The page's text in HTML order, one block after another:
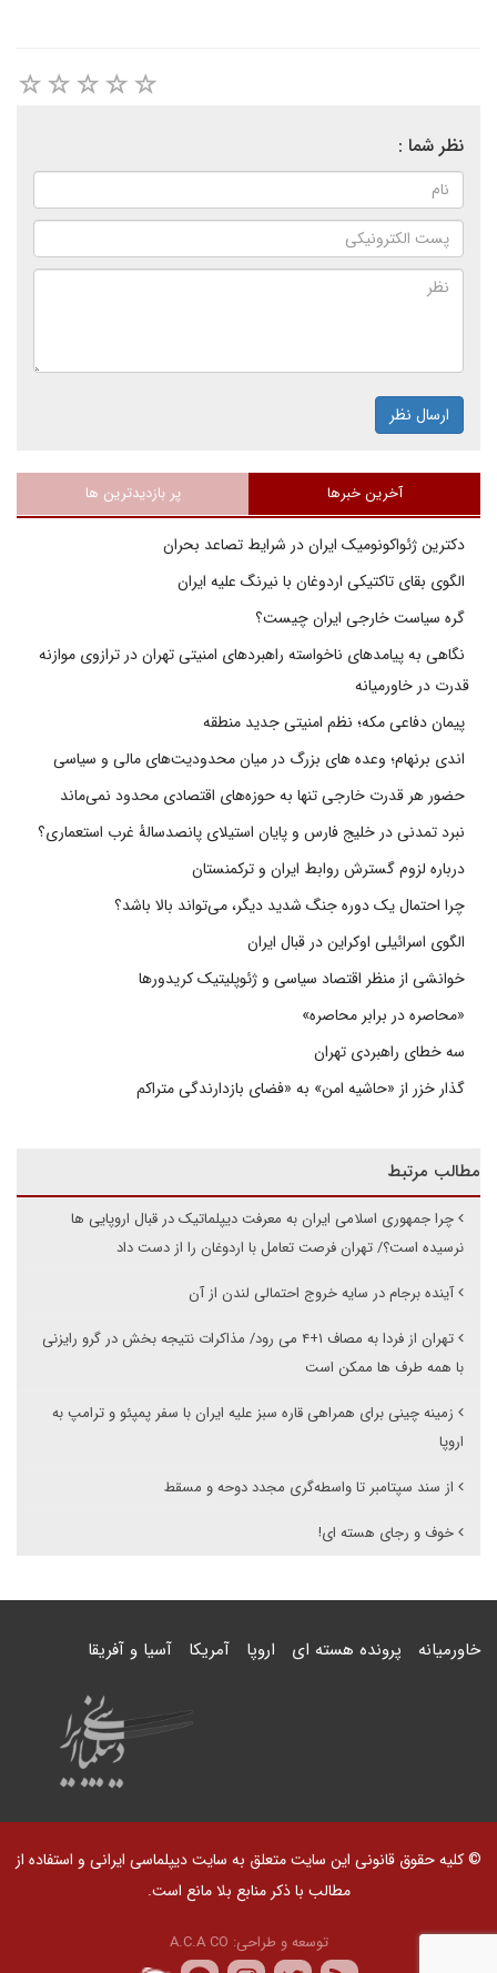
نظر شما :
ارسال نظر
آخرین خبرها پر بازدیدترین ها
دکترین ژئواکونومیک ایران در شرایط تصاعد بحران
الگوی بقای تاکتیکی اردوغان با نیرنگ علیه ایران
گره سیاست خارجی ایران چیست؟
نگاهی به پیامدهای ناخواسته راهبردهای امنیتی تهران در ترازوی موازنه
قدرت در خاورمیانه
پیمان دفاعی مکه؛ نظم امنیتی جدید منطقه
اندی برنهام؛ وعده های بزرگ در میان محدودیت‌های مالی و سیاسی
حضور هر قدرت خارجی تنها به حوزه‌های اقتصادی محدود نمی‌ماند
نبرد تمدنی در خلیج فارس و پایان استیلای پانصدسالۀ غرب استعماری؟
درباره لزوم گسترش روابط ایران و ترکمنستان
چرا احتمال یک دوره جنگ شدید دیگر، می‌تواند بالا باشد؟
الگوی اسرائیلی اوکراین در قبال ایران
خوانشی از منظر اقتصاد سیاسی و ژئوپلیتیک کریدورها
«محاصره در برابر محاصره»
سه خطای راهبردی تهران
گذار خزر از «حاشیه امن» به «فضای بازدارندگی متراکم
مطالب مرتبط
چرا جمهوری اسلامی ایران به معرفت دیپلماتیک در قبال اروپایی ها
نرسیده است؟/ تهران فرصت تعامل با اردوغان را از دست داد
آینده برجام در سایه خروج احتمالی لندن از آن
تهران از فردا به مصاف ۱+۴ می رود/ مذاکرات نتیجه بخش در گرو رایزنی
با همه طرف ها ممکن است
زمینه چینی برای همراهی قاره سبز علیه ایران با سفر پمپئو و ترامپ به
اروپا
از سند سپتامبر تا واسطه‌گری مجدد دوحه و مسقط
خوف و رجای هسته ای!
خاورمیانه پرونده هسته ای اروپا آمریکا آسیا و آفریقا
© کلیه حقوق قانونی این سایت متعلق به سایت دیپلماسی ایرانی و استفاده از
مطالب با ذکر منابع بلا مانع است.
توسعه و طراحی: A.C.A CO